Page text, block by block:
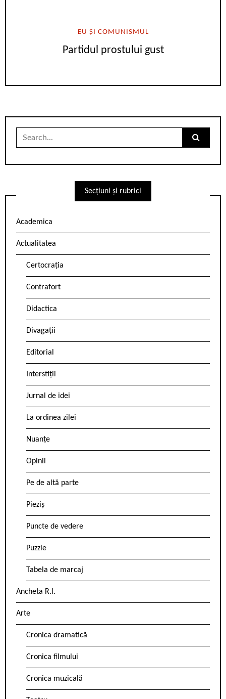
EU ȘI COMUNISMUL
Partidul prostului gust
Search
Secțiuni și rubrici
Academica
Actualitatea
Certocrația
Contrafort
Didactica
Divagații
Editorial
Interstiții
Jurnal de idei
La ordinea zilei
Nuanțe
Opinii
Pe de altă parte
Pieziș
Puncte de vedere
Puzzle
Tabela de marcaj
Ancheta R.l.
Arte
Cronica dramatică
Cronica filmului
Cronica muzicală